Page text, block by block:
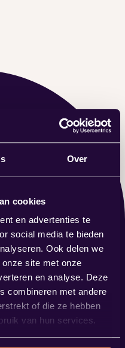
Over
cookies
en advertenties te
social media te bieden
Ook delen we
site met onze
en analyse. Deze
combineren met andere
of die ze hebben
van hun services.